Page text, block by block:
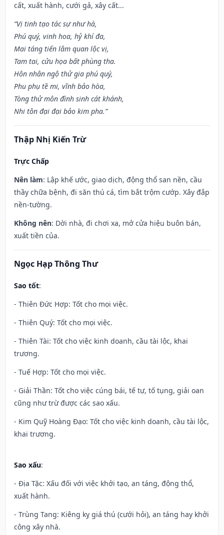
cất, xuất hành, cưới gả, xây cất...
“Vị tinh tạo tác sự như hà,
Phú quý, vinh hoa, hỷ khí đa,
Mai táng tiến lâm quan lộc vị,
Tam tai, cửu họa bất phùng tha.
Hôn nhân ngộ thử gia phú quý,
Phu phụ tề mi, vĩnh bảo hòa,
Tòng thử môn đình sinh cát khánh,
Nhi tôn đại đại bảo kim pha.”
Thập Nhị Kiến Trừ
Trực Chấp
Nên làm: Lập khế ước, giao dịch, động thổ san nền, cầu
thầy chữa bệnh, đi săn thú cá, tìm bắt trộm cướp. Xây đắp
nền-tường.
Không nên: Dời nhà, đi chơi xa, mở cửa hiệu buôn bán,
xuất tiền của.
Ngọc Hạp Thông Thư
Sao tốt:
- Thiên Đức Hợp: Tốt cho mọi việc.
- Thiên Quý: Tốt cho mọi việc.
- Thiên Tài: Tốt cho việc kinh doanh, cầu tài lộc, khai
trương.
- Tuế Hợp: Tốt cho mọi việc.
- Giải Thần: Tốt cho việc cúng bái, tế tự, tố tụng, giải oan
cũng như trừ được các sao xấu.
- Kim Quỹ Hoàng Đạo: Tốt cho việc kinh doanh, cầu tài lộc,
khai trương.
Sao xấu:
- Địa Tặc: Xấu đối với việc khởi tạo, an táng, động thổ,
xuất hành.
- Trùng Tang: Kiêng kỵ giá thú (cưới hỏi), an táng hay khởi
công xây nhà.